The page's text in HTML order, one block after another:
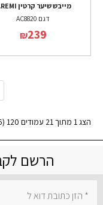
מייבש שיער קרטין REMI...
דגם AC8820
₪239
הצג 1 מתוך 21 עמודים 120 (6 עמודים)
הרשם